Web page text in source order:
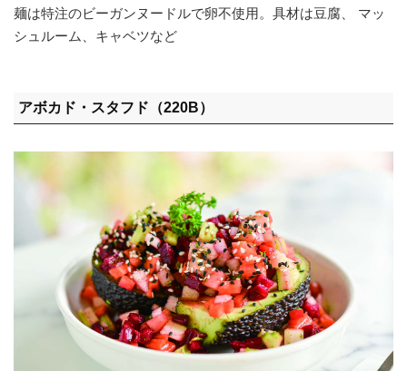
麺は特注のビーガンヌードルで卵不使用。具材は豆腐、 マッ
シュルーム、キャベツなど
アボカド・スタフド（220B）